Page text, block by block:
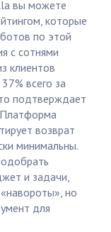
вы можете
которые
по этой
с сотнями
клиентов
всего за
подтверждает
Платформа
возврат
минимальны.
и задачи,
но
для